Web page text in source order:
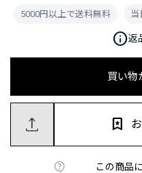
買い物
この商品
5000円以上で送料無料 当
info返